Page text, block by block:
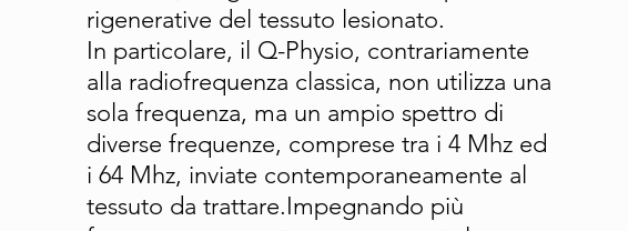
rigenerative del tessuto lesionato.
In particolare, il Q-Physio, contrariamente
alla radiofrequenza classica, non utilizza una
sola frequenza, ma un ampio spettro di
diverse frequenze, comprese tra i 4 Mhz ed
i 64 Mhz, inviate contemporaneamente al
tessuto da trattare.Impegnando più